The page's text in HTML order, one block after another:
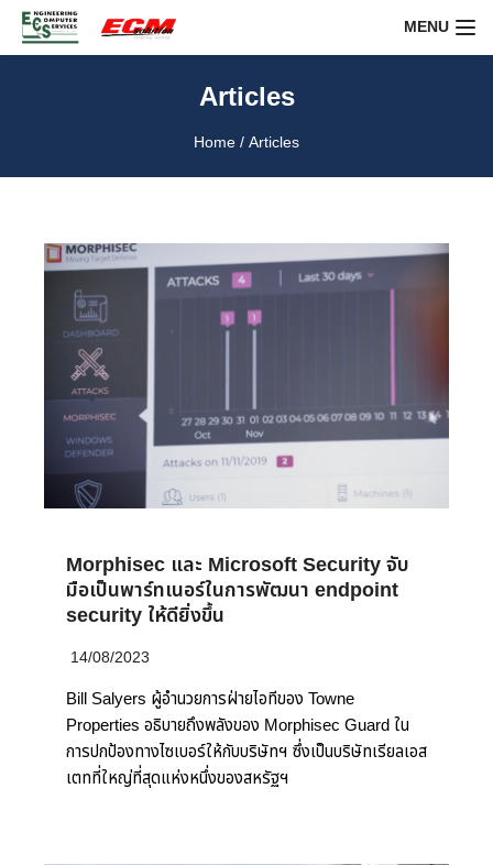
Skip
MENU
Articles
Home/Articles
Morphisec และ Microsoft Security จับ
มือเป็นพาร์ทเนอร์ในการพัฒนา endpoint
security ให้ดียิ่งขึ้น
14/08/2023
Bill Salyers ผู้อำนวยการฝ่ายไอทีของ Towne
Properties อธิบายถึงพลังของ Morphisec Guard ใน
การปกป้องทางไซเบอร์ให้กับบริษัทฯ ซึ่งเป็นบริษัทเรียลเอส
เตทที่ใหญ่ที่สุดแห่งหนึ่งของสหรัฐฯ